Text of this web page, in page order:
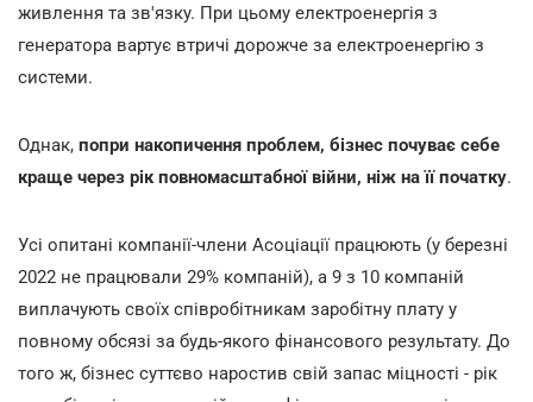
живлення та зв'язку. При цьому електроенергія з
генератора вартує втричі дорожче за електроенергію з
системи.
Однак, попри накопичення проблем, бізнес почуває себе
краще через рік повномасштабної війни, ніж на її початку.
Усі опитані компанії-члени Асоціації працюють (у березні
2022 не працювали 29% компаній), а 9 з 10 компаній
виплачують своїх співробітникам заробітну плату у
повному обсязі за будь-якого фінансового результату. До
того ж, бізнес суттєво наростив свій запас міцності - рік